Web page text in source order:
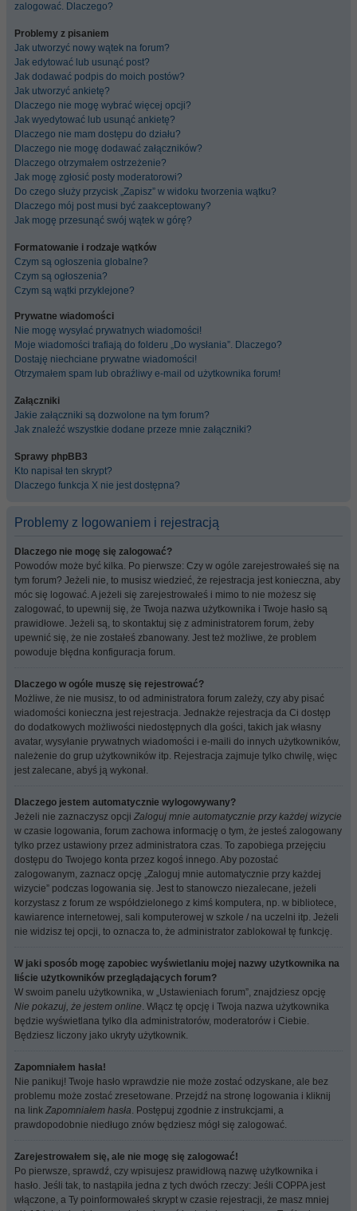
zalogować. Dlaczego?
Problemy z pisaniem
Jak utworzyć nowy wątek na forum?
Jak edytować lub usunąć post?
Jak dodawać podpis do moich postów?
Jak utworzyć ankietę?
Dlaczego nie mogę wybrać więcej opcji?
Jak wyedytować lub usunąć ankietę?
Dlaczego nie mam dostępu do działu?
Dlaczego nie mogę dodawać załączników?
Dlaczego otrzymałem ostrzeżenie?
Jak mogę zgłosić posty moderatorowi?
Do czego służy przycisk „Zapisz” w widoku tworzenia wątku?
Dlaczego mój post musi być zaakceptowany?
Jak mogę przesunąć swój wątek w górę?
Formatowanie i rodzaje wątków
Czym są ogłoszenia globalne?
Czym są ogłoszenia?
Czym są wątki przyklejone?
Prywatne wiadomości
Nie mogę wysyłać prywatnych wiadomości!
Moje wiadomości trafiają do folderu „Do wysłania”. Dlaczego?
Dostaję niechciane prywatne wiadomości!
Otrzymałem spam lub obraźliwy e-mail od użytkownika forum!
Załączniki
Jakie załączniki są dozwolone na tym forum?
Jak znaleźć wszystkie dodane przeze mnie załączniki?
Sprawy phpBB3
Kto napisał ten skrypt?
Dlaczego funkcja X nie jest dostępna?
Problemy z logowaniem i rejestracją
Dlaczego nie mogę się zalogować?
Powodów może być kilka. Po pierwsze: Czy w ogóle zarejestrowałeś się na
tym forum? Jeżeli nie, to musisz wiedzieć, że rejestracja jest konieczna, aby
móc się logować. A jeżeli się zarejestrowałeś i mimo to nie możesz się
zalogować, to upewnij się, że Twoja nazwa użytkownika i Twoje hasło są
prawidłowe. Jeżeli są, to skontaktuj się z administratorem forum, żeby
upewnić się, że nie zostałeś zbanowany. Jest też możliwe, że problem
powoduje błędna konfiguracja forum.
Dlaczego w ogóle muszę się rejestrować?
Możliwe, że nie musisz, to od administratora forum zależy, czy aby pisać
wiadomości konieczna jest rejestracja. Jednakże rejestracja da Ci dostęp
do dodatkowych możliwości niedostępnych dla gości, takich jak własny
avatar, wysyłanie prywatnych wiadomości i e-maili do innych użytkowników,
należenie do grup użytkowników itp. Rejestracja zajmuje tylko chwilę, więc
jest zalecane, abyś ją wykonał.
Dlaczego jestem automatycznie wylogowywany?
Jeżeli nie zaznaczysz opcji Zaloguj mnie automatycznie przy każdej wizycie
w czasie logowania, forum zachowa informację o tym, że jesteś zalogowany
tylko przez ustawiony przez administratora czas. To zapobiega przejęciu
dostępu do Twojego konta przez kogoś innego. Aby pozostać
zalogowanym, zaznacz opcję „Zaloguj mnie automatycznie przy każdej
wizycie” podczas logowania się. Jest to stanowczo niezalecane, jeżeli
korzystasz z forum ze współdzielonego z kimś komputera, np. w bibliotece,
kawiarence internetowej, sali komputerowej w szkole / na uczelni itp. Jeżeli
nie widzisz tej opcji, to oznacza to, że administrator zablokował tę funkcję.
W jaki sposób mogę zapobiec wyświetlaniu mojej nazwy użytkownika na
liście użytkowników przeglądających forum?
W swoim panelu użytkownika, w „Ustawieniach forum”, znajdziesz opcję
Nie pokazuj, że jestem online. Włącz tę opcję i Twoja nazwa użytkownika
będzie wyświetlana tylko dla administratorów, moderatorów i Ciebie.
Będziesz liczony jako ukryty użytkownik.
Zapomniałem hasła!
Nie panikuj! Twoje hasło wprawdzie nie może zostać odzyskane, ale bez
problemu może zostać zresetowane. Przejdź na stronę logowania i kliknij
na link Zapomniałem hasła. Postępuj zgodnie z instrukcjami, a
prawdopodobnie niedługo znów będziesz mógł się zalogować.
Zarejestrowałem się, ale nie mogę się zalogować!
Po pierwsze, sprawdź, czy wpisujesz prawidłową nazwę użytkownika i
hasło. Jeśli tak, to nastąpiła jedna z tych dwóch rzeczy: Jeśli COPPA jest
włączone, a Ty poinformowałeś skrypt w czasie rejestracji, że masz mniej